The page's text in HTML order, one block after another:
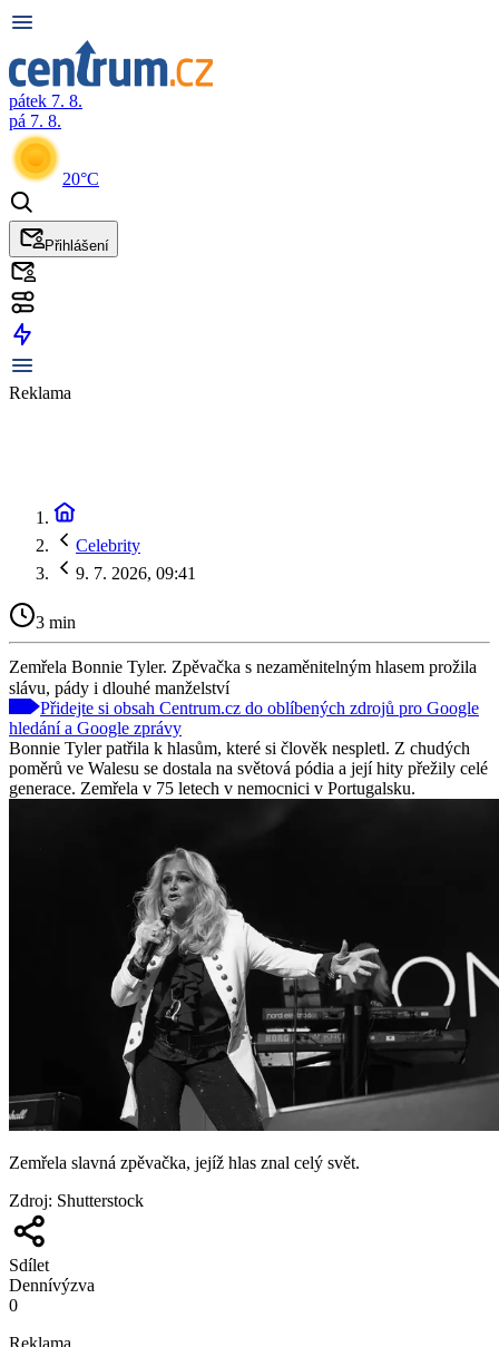
pátek 7. 8.
pá 7. 8.
20°C
Přihlášení
Reklama
Celebrity
9. 7. 2026, 09:41
3 min
Zemřela Bonnie Tyler. Zpěvačka s nezaměnitelným hlasem prožila
slávu, pády i dlouhé manželství
Přidejte si obsah Centrum.cz do oblíbených zdrojů pro Google
hledání a Google zprávy
Bonnie Tyler patřila k hlasům, které si člověk nespletl. Z chudých
poměrů ve Walesu se dostala na světová pódia a její hity přežily celé
generace. Zemřela v 75 letech v nemocnici v Portugalsku.
Zemřela slavná zpěvačka, jejíž hlas znal celý svět.
Zdroj: Shutterstock
Sdílet
Dennívýzva
0
Reklama